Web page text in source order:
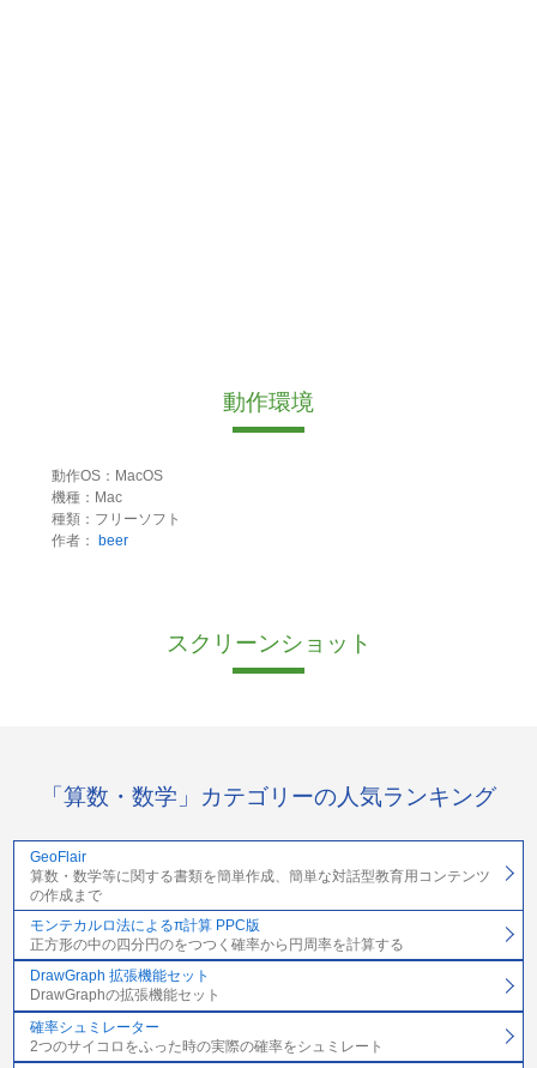
動作環境
動作OS：MacOS
機種：Mac
種類：フリーソフト
作者：
beer
スクリーンショット
「算数・数学」カテゴリーの人気ランキング
GeoFlair
算数・数学等に関する書類を簡単作成、簡単な対話型教育用コンテンツ
の作成まで
モンテカルロ法によるπ計算 PPC版
正方形の中の四分円のをつつく確率から円周率を計算する
DrawGraph 拡張機能セット
DrawGraphの拡張機能セット
確率シュミレーター
2つのサイコロをふった時の実際の確率をシュミレート